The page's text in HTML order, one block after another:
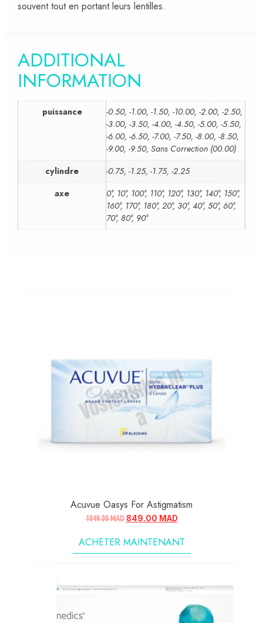
souvent tout en portant leurs lentilles.
ADDITIONAL
INFORMATION
puissance
-0.50, -1.00, -1.50, -10.00, -2.00, -2.50,
-3.00, -3.50, -4.00, -4.50, -5.00, -5.50,
-6.00, -6.50, -7.00, -7.50, -8.00, -8.50,
-9.00, -9.50, Sans Correction (00.00)
cylindre
-0.75, -1.25, -1.75, -2.25
axe
0°, 10°, 100°, 110°, 120°, 130°, 140°, 150°,
160°, 170°, 180°, 20°, 30°, 40°, 50°, 60°,
70°, 80°, 90°
Acuvue Oasys For Astigmatism
1049.00MAD 849.00 MAD
ACHETER MAINTENANT